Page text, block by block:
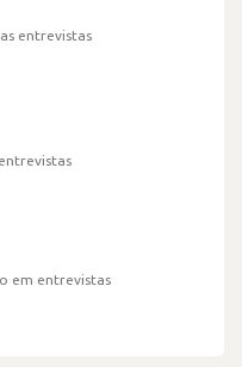
entrevistas
em entrevistas